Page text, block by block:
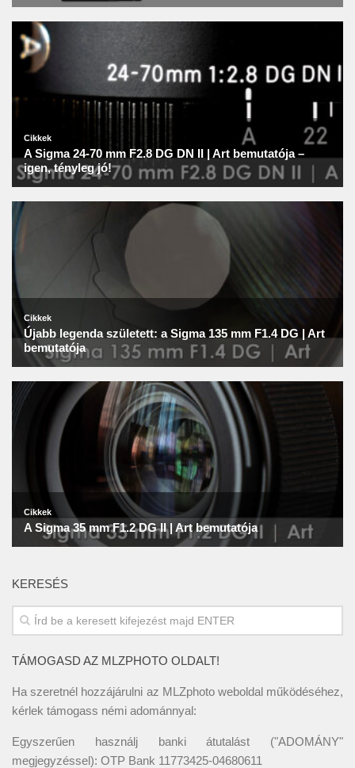
KERESÉS
TÁMOGASD AZ MLZPHOTO OLDALT!
Ha szeretnél hozzájárulni az MLZphoto weboldal működéséhez,
kérlek támogass némi adománnyal:
Egyszerűen használj banki átutalást ("ADOMÁNY"
megjegyzéssel): OTP Bank 11773425-04680611